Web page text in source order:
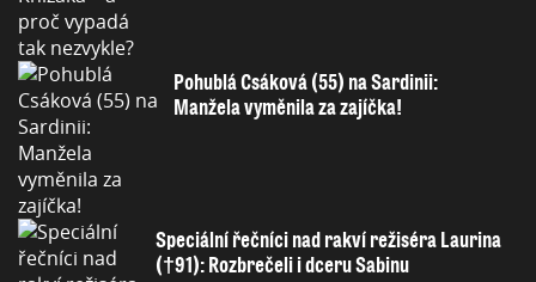
Pohublá Csáková (55) na Sardinii:
Manžela vyměnila za zajíčka!
Speciální řečníci nad rakví režiséra Laurina
(†91): Rozbrečeli i dceru Sabinu